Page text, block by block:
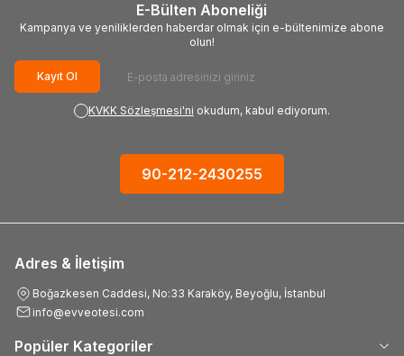
E-Bülten Aboneliği
Kampanya ve yeniliklerden haberdar olmak için e-bültenimize abone
olun!
Kayıt Ol
KVKK Sözleşmesi'ni okudum, kabul ediyorum.
90-212-2430255
Adres & İletişim
Boğazkesen Caddesi, No:33 Karaköy, Beyoğlu, İstanbul
info@evveotesi.com
Popüler Kategoriler